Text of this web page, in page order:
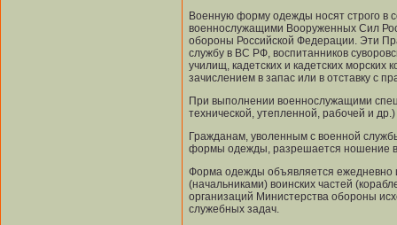
Военную форму одежды носят строго
военнослужащими Вооруженных Сил
обороны Российской Федерации. Эти
службу в ВС РФ, воспитанников
училищ, кадетских и кадетских морских
зачислением в запас или в отставку с
При выполнении военнослужащими
технической, утепленной, рабочей и
Гражданам, уволенным с военной
формы одежды, разрешается ношение
Форма одежды объявляется ежедневно
(начальниками) воинских частей
организаций Министерства обороны
служебных задач.